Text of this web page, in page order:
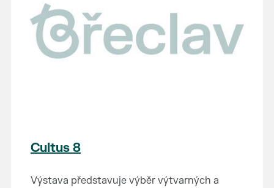
Cultus 8
Výstava představuje výběr výtvarných a